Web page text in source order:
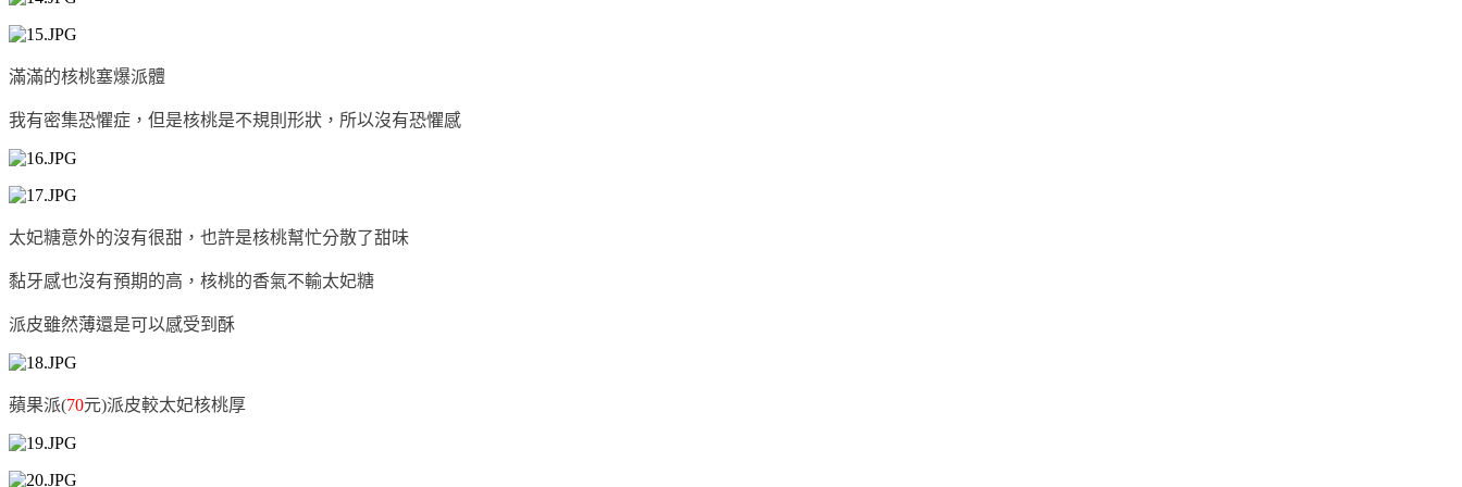
滿滿的核桃塞爆派體
我有密集恐懼症，但是核桃是不規則形狀，所以沒有恐懼感
太妃糖意外的沒有很甜，也許是核桃幫忙分散了甜味
黏牙感也沒有預期的高，核桃的香氣不輸太妃糖
派皮雖然薄還是可以感受到酥
蘋果派(70元)派皮較太妃核桃厚